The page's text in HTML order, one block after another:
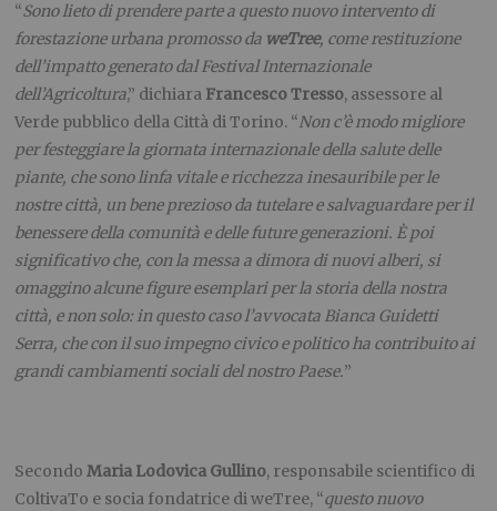
“Sono lieto di prendere parte a questo nuovo intervento di
forestazione urbana promosso da weTree, come restituzione
dell’impatto generato dal Festival Internazionale
dell’Agricoltura,” dichiara Francesco Tresso, assessore al
Verde pubblico della Città di Torino. “Non c’è modo migliore
per festeggiare la giornata internazionale della salute delle
piante, che sono linfa vitale e ricchezza inesauribile per le
nostre città, un bene prezioso da tutelare e salvaguardare per il
benessere della comunità e delle future generazioni. È poi
significativo che, con la messa a dimora di nuovi alberi, si
omaggino alcune figure esemplari per la storia della nostra
città, e non solo: in questo caso l’avvocata Bianca Guidetti
Serra, che con il suo impegno civico e politico ha contribuito ai
grandi cambiamenti sociali del nostro Paese.”
SecondoMaria Lodovica Gullino, responsabile scientifico di
ColtivaTo e socia fondatrice di weTree, “questo nuovo